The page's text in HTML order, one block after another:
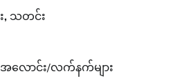
, သတင်း
လောင်း/လက်နက်များ